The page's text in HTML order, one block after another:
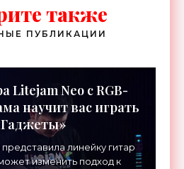
также
ПУБЛИКАЦИИ
Litejam Neo с RGB-
научит вас играть
линейку гитар
изменить подход к